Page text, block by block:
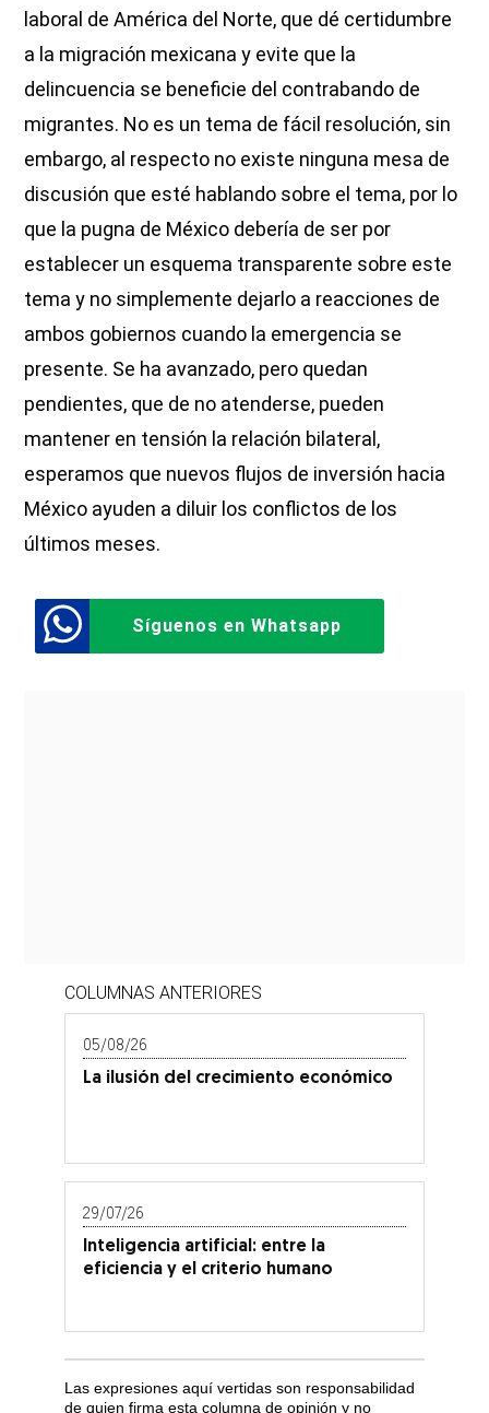
laboral de América del Norte, que dé certidumbre
a la migración mexicana y evite que la
delincuencia se beneficie del contrabando de
migrantes. No es un tema de fácil resolución, sin
embargo, al respecto no existe ninguna mesa de
discusión que esté hablando sobre el tema, por lo
que la pugna de México debería de ser por
establecer un esquema transparente sobre este
tema y no simplemente dejarlo a reacciones de
ambos gobiernos cuando la emergencia se
presente. Se ha avanzado, pero quedan
pendientes, que de no atenderse, pueden
mantener en tensión la relación bilateral,
esperamos que nuevos flujos de inversión hacia
México ayuden a diluir los conflictos de los
últimos meses.
Síguenos en Whatsapp
COLUMNAS ANTERIORES
05/08/26
La ilusión del crecimiento económico
29/07/26
Inteligencia artificial: entre la
eficiencia y el criterio humano
Las expresiones aquí vertidas son responsabilidad
de quien firma esta columna de opinión y no